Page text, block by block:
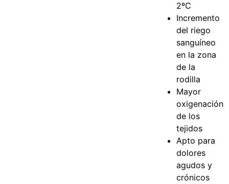
2ºC
Incremento
del riego
sanguíneo
en la zona
de la
rodilla
Mayor
oxigenación
de los
tejidos
Apto para
dolores
agudos y
crónicos